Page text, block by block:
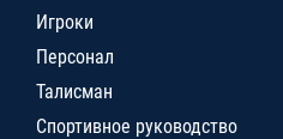
Игроки
Персонал
Талисман
Спортивное руководство